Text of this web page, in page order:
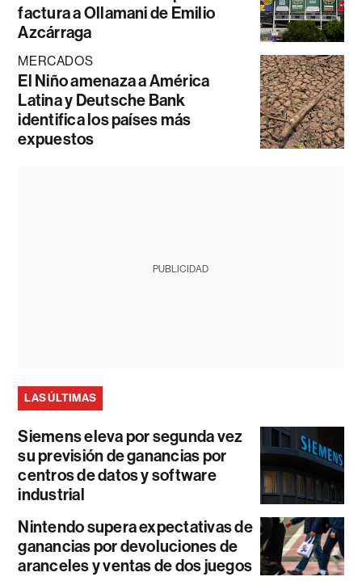
factura a Ollamani de Emilio
Azcárraga
MERCADOS
El Niño amenaza a América
Latina y Deutsche Bank
identifica los países más
expuestos
PUBLICIDAD
LAS ÚLTIMAS
Siemens eleva por segunda vez
su previsión de ganancias por
centros de datos y software
industrial
Nintendo supera expectativas de
ganancias por devoluciones de
aranceles y ventas de dos juegos